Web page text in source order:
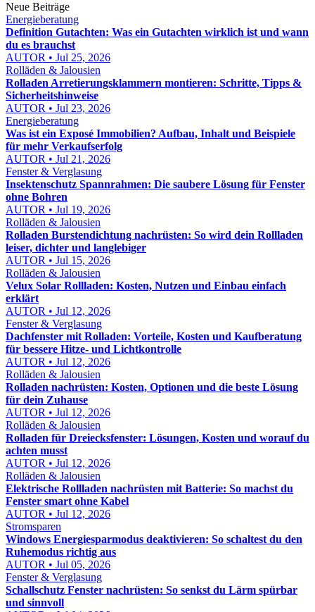
Neue Beiträge
Energieberatung
Definition Gutachten: Was ein Gutachten wirklich ist und wann
du es brauchst
AUTOR • Jul 25, 2026
Rolläden & Jalousien
Rolladen Arretierungsklammern montieren: Schritte, Tipps &
Sicherheitshinweise
AUTOR • Jul 23, 2026
Energieberatung
Was ist ein Exposé Immobilien? Aufbau, Inhalt und Beispiele
für mehr Verkaufserfolg
AUTOR • Jul 21, 2026
Fenster & Verglasung
Insektenschutz Spannrahmen: Die saubere Lösung für Fenster
ohne Bohren
AUTOR • Jul 19, 2026
Rolläden & Jalousien
Rolladen Burstendichtung nachrüsten: So wird dein Rollladen
leiser, dichter und langlebiger
AUTOR • Jul 15, 2026
Rolläden & Jalousien
Velux Solar Rollladen: Kosten, Nutzen und Einbau einfach
erklärt
AUTOR • Jul 12, 2026
Fenster & Verglasung
Dachfenster mit Rolladen: Vorteile, Kosten und Kaufberatung
für bessere Hitze- und Lichtkontrolle
AUTOR • Jul 12, 2026
Rolläden & Jalousien
Rolladen nachrüsten: Kosten, Optionen und die beste Lösung
für dein Zuhause
AUTOR • Jul 12, 2026
Rolläden & Jalousien
Rolladen für Dreiecksfenster: Lösungen, Kosten und worauf du
achten musst
AUTOR • Jul 12, 2026
Rolläden & Jalousien
Elektrische Rollladen nachrüsten mit Batterie: So machst du
Fenster smart ohne Kabel
AUTOR • Jul 12, 2026
Stromsparen
Windows Energiesparmodus deaktivieren: So schaltest du den
Ruhemodus richtig aus
AUTOR • Jul 05, 2026
Fenster & Verglasung
Schallschutz Fenster nachrüsten: So senkst du Lärm spürbar
und sinnvoll